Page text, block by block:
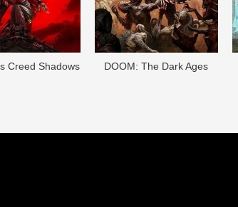
Creed Shadows DOОM: The Dark Ages